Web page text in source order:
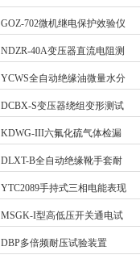
GOZ-702微机继电保护效验仪
NDZR-40A变压器直流电阻测
YCWS全自动绝缘油微量水分
DCBX-S变压器绕组变形测试
KDWG-III六氟化硫气体检漏
DLXT-B全自动绝缘靴手套耐
压试验装置
YTC2089手持式三相电能表现
场效验仪
MSGK-I型高低压开关通电试
DBP多倍频耐压试验装置